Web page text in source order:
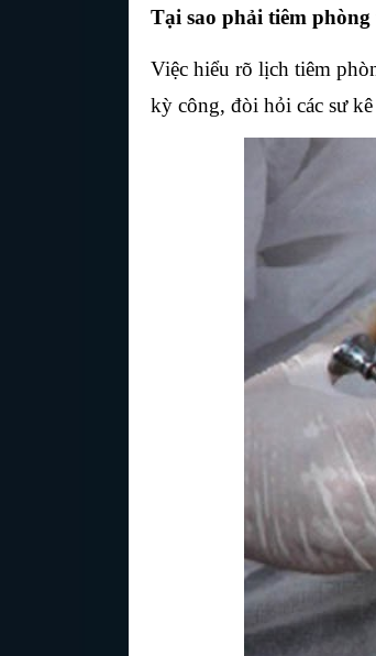
Tại sao phải tiêm phòng
Việc hiểu rõ lịch tiêm
kỳ công, đòi hỏi các sư